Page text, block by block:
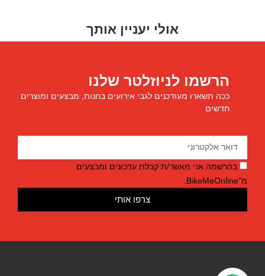
אולי יעניין אותך
הרשמו לניוזלטר שלנו
ככה תשארו מעודכנים לגבי אירועים בחנות, מבצעים ומוצרים
חדשים
בהרשמה אני מאשר/ת קבלת עדכונים ומבצעים
מ־BikeMeOnline.
צרפו אותי